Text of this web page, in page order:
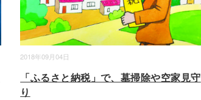
2018年09月04日
「ふるさと納税」で、墓掃除や空家見守
り